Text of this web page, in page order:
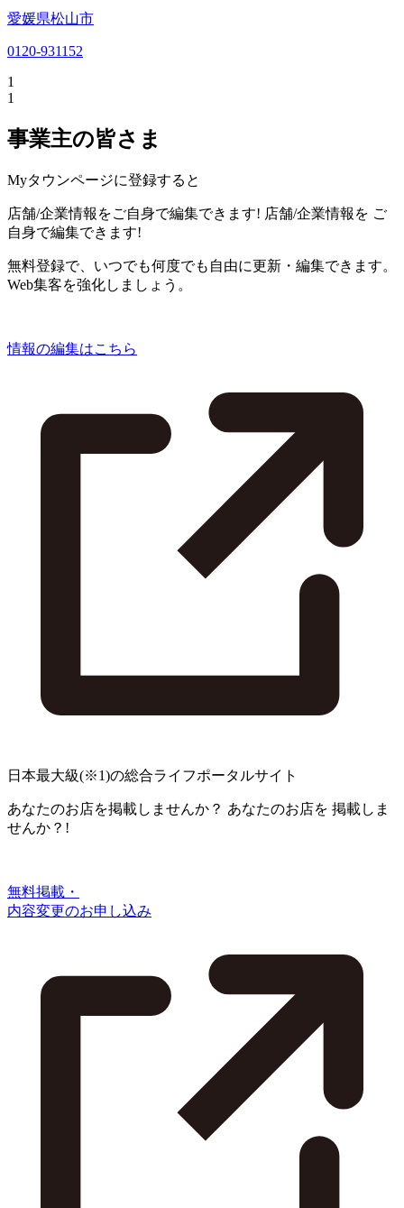
愛媛県松山市
0120-931152
1
1
事業主の皆さま
Myタウンページに登録すると
店舗/企業情報をご自身で編集できます! 店舗/企業情報を ご
自身で編集できます!
無料登録で、いつでも何度でも自由に更新・編集できます。
Web集客を強化しましょう。
情報の編集はこちら
日本最大級(※1)の総合ライフポータルサイト
あなたのお店を掲載しませんか？ あなたのお店を 掲載しま
せんか？!
無料掲載・
内容変更のお申し込み